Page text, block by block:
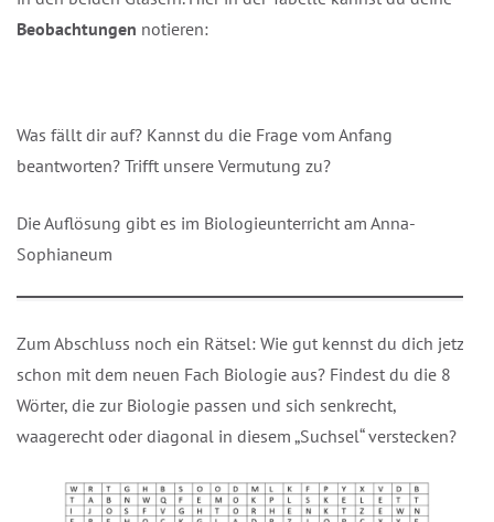
Beobachtungen notieren:
Was fällt dir auf? Kannst du die Frage vom Anfang
beantworten? Trifft unsere Vermutung zu?
Die Auflösung gibt es im Biologieunterricht am Anna-
Sophianeum
Zum Abschluss noch ein Rätsel: Wie gut kennst du dich jetzt
schon mit dem neuen Fach Biologie aus? Findest du die 8
Wörter, die zur Biologie passen und sich senkrecht,
waagerecht oder diagonal in diesem „Suchsel“ verstecken?